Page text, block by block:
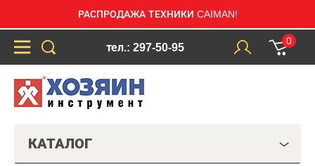
РАСПРОДАЖА ТЕХНИКИ CAIMAN!
тел.: 297-50-95
0
КАТАЛОГ